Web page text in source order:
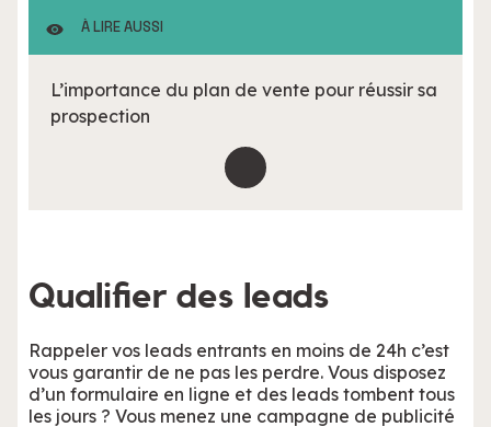
À LIRE AUSSI
L’importance du plan de vente pour réussir sa
prospection
Qualifier des leads
Rappeler vos leads entrants en moins de 24h c’est
vous garantir de ne pas les perdre. Vous disposez
d’un formulaire en ligne et des leads tombent tous
les jours ? Vous menez une campagne de publicité